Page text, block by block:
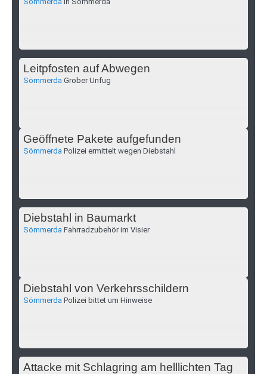
Leitpfosten auf Abwegen
Sömmerda Grober Unfug
Geöffnete Pakete aufgefunden
Sömmerda Polizei ermittelt wegen Diebstahl
Diebstahl in Baumarkt
Sömmerda Fahrradzubehör im Visier
Diebstahl von Verkehrsschildern
Sömmerda Polizei bittet um Hinweise
Attacke mit Schlagring am helllichten Tag